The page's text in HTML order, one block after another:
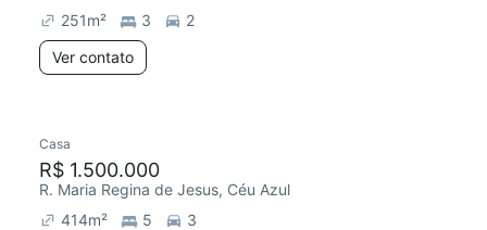
251m² 3
2
Ver contato
Casa
R$ 1.500.000
R. Maria Regina de Jesus, Céu Azul
414m² 5
3